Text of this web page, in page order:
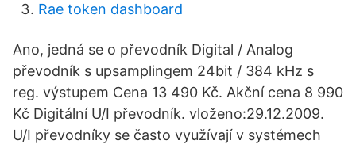
Rae token dashboard
Ano, jedná se o převodník Digital / Analog
převodník s upsamplingem 24bit / 384 kHz s
reg. výstupem Cena 13 490 Kč. Akční cena 8 990
Kč Digitální U/I převodník. vloženo:29.12.2009.
U/I převodníky se často využívají v systémech